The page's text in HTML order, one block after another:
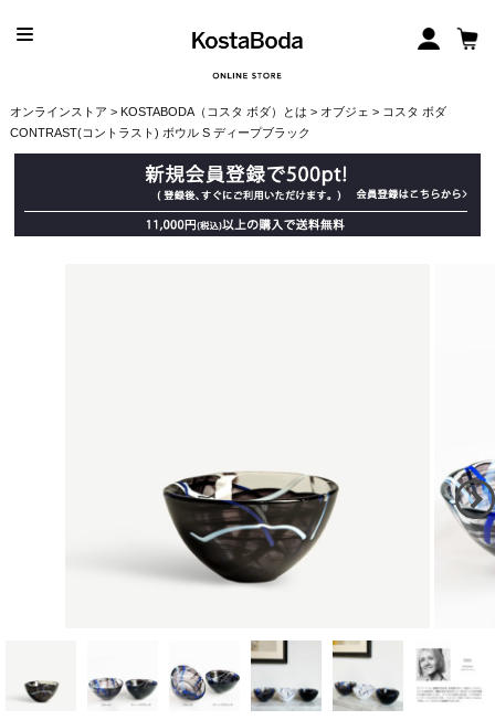
オンラインストア > KOSTABODA（コスタ ボダ）とは > オブジェ > コスタ ボダ
CONTRAST(コントラスト) ボウル S ディープブラック